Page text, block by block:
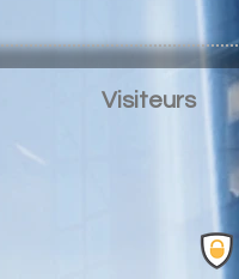
Visiteurs